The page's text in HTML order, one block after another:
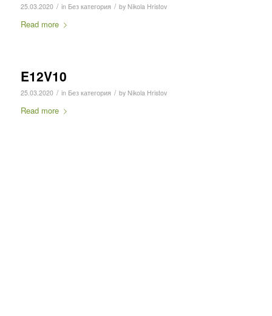
25.03.2020 / in Без категория / by Nikola Hristov
Read more
E12V10
25.03.2020 / in Без категория / by Nikola Hristov
Read more